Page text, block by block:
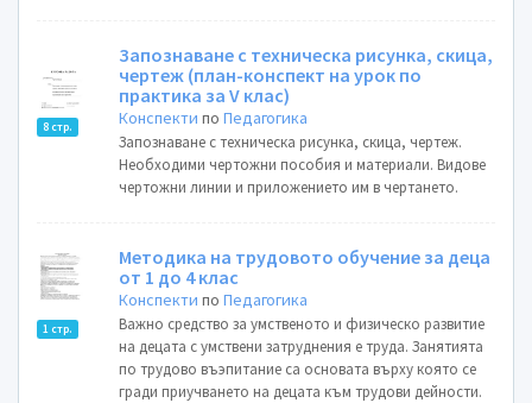
8 стр.
Запознаване с техническа рисунка, скица,
чертеж (план-конспект на урок по
практика за V клас)
Конспекти поПедагогика
Запознаване с техническа рисунка, скица, чертеж.
Необходими чертожни пособия и материали. Видове
чертожни линии и приложението им в чертането.
1 стр.
Методика на трудовото обучение за деца
от 1 до 4 клас
Конспекти поПедагогика
Важно средство за умственото и физическо развитие
на децата с умствени затруднения е труда. Занятията
по трудово въэпитание са основата върху която се
гради приучването на децата към трудови дейности.